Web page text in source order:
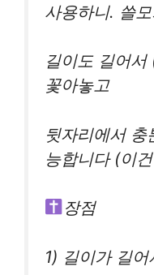
사용하니. 쓸
길이도 길어
꽃아놓고
뒷자리에서
능합니다 (이
장점
1) 길이가 길